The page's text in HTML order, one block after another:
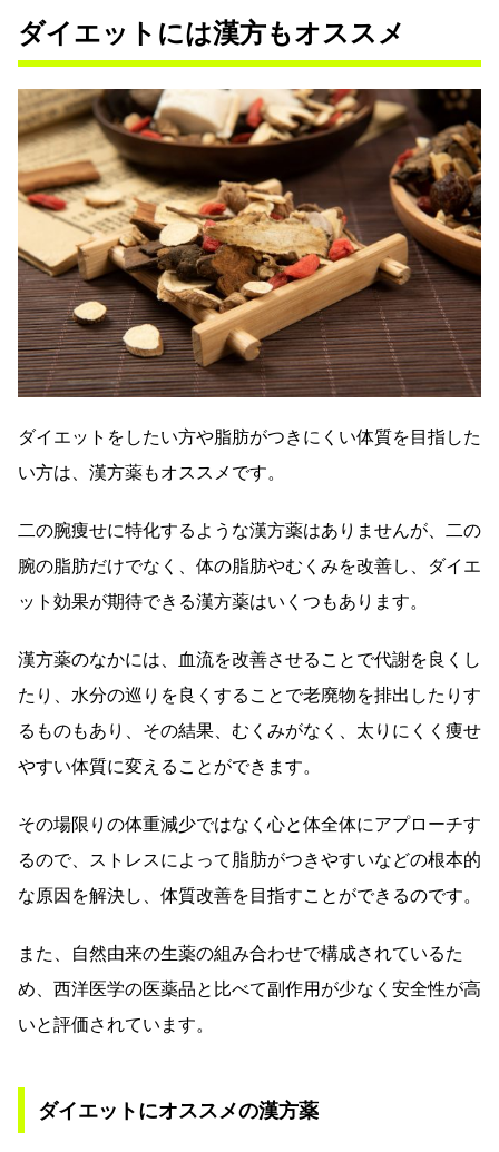
ダイエットには漢方もオススメ
ダイエットをしたい方や脂肪がつきにくい体質を目指した
い方は、漢方薬もオススメです。
二の腕痩せに特化するような漢方薬はありませんが、二の
腕の脂肪だけでなく、体の脂肪やむくみを改善し、ダイエ
ット効果が期待できる漢方薬はいくつもあります。
漢方薬のなかには、血流を改善させることで代謝を良くし
たり、水分の巡りを良くすることで老廃物を排出したりす
るものもあり、その結果、むくみがなく、太りにくく痩せ
やすい体質に変えることができます。
その場限りの体重減少ではなく心と体全体にアプローチす
るので、ストレスによって脂肪がつきやすいなどの根本的
な原因を解決し、体質改善を目指すことができるのです。
また、自然由来の生薬の組み合わせで構成されているた
め、西洋医学の医薬品と比べて副作用が少なく安全性が高
いと評価されています。
ダイエットにオススメの漢方薬